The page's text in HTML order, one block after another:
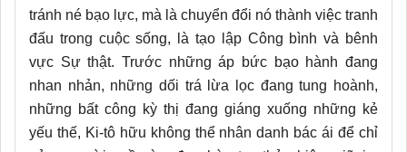
tránh né bạo lực, mà là chuyển đổi nó thành việc tranh
đấu trong cuộc sống, là tạo lập Công bình và bênh
vực Sự thật. Trước những áp bức bạo hành đang
nhan nhản, những dối trá lừa lọc đang tung hoành,
những bất công kỳ thị đang giáng xuống những kẻ
yếu thế, Ki-tô hữu không thể nhân danh bác ái để chỉ